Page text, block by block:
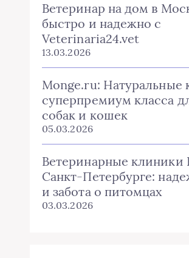
Ветеринар на дом в
быстро и надежно с
Veterinaria24.vet
13.03.2026
Monge.ru: Натуральные
суперпремиум класса
собак и кошек
05.03.2026
Ветеринарные клиники
Санкт-Петербурге:
и забота о питомцах
03.03.2026